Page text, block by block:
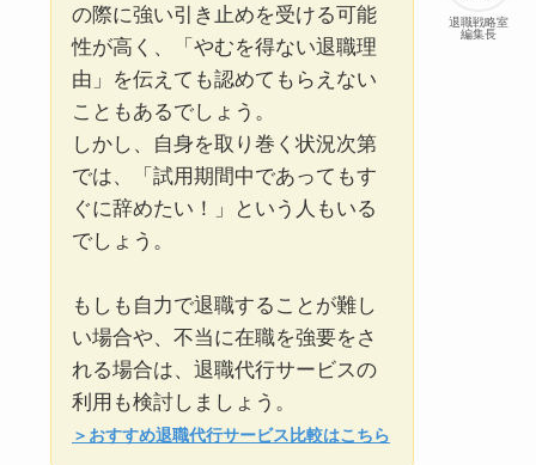
退職戦略室
編集長
の際に強い引き止めを受ける可能
性が高く、「やむを得ない退職理
由」を伝えても認めてもらえない
こともあるでしょう。
しかし、自身を取り巻く状況次第
では、「試用期間中であってもす
ぐに辞めたい！」という人もいる
でしょう。
もしも自力で退職することが難し
い場合や、不当に在職を強要をさ
れる場合は、退職代行サービスの
利用も検討しましょう。
＞おすすめ退職代行サービス比較はこちら